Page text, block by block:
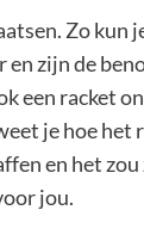
Zo
zijn de
een racket
je hoe
en het
jou.